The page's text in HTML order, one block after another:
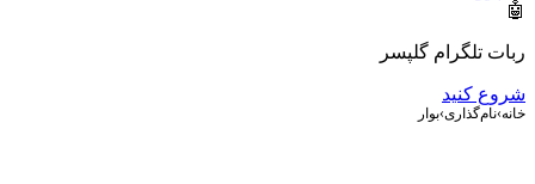
🤖
ربات تلگرام گلپسر
شروع کنید
خانه›نام‌گذاری›بوار